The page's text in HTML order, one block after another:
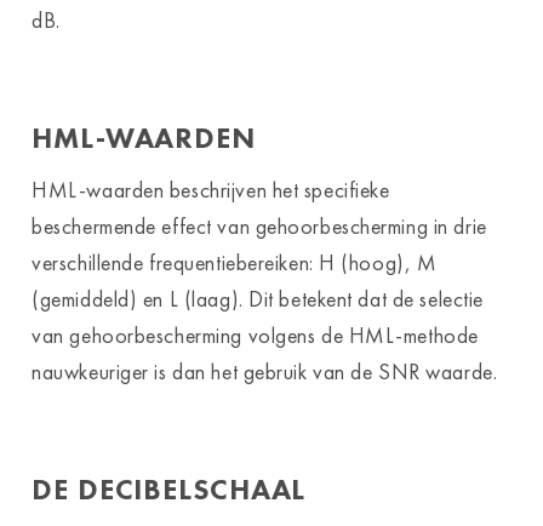
dB.
HML-WAARDEN
HML-waarden beschrijven het specifieke
beschermende effect van gehoorbescherming in drie
verschillende frequentiebereiken: H (hoog), M
(gemiddeld) en L (laag). Dit betekent dat de selectie
van gehoorbescherming volgens de HML-methode
nauwkeuriger is dan het gebruik van de SNR waarde.
DE DECIBELSCHAAL